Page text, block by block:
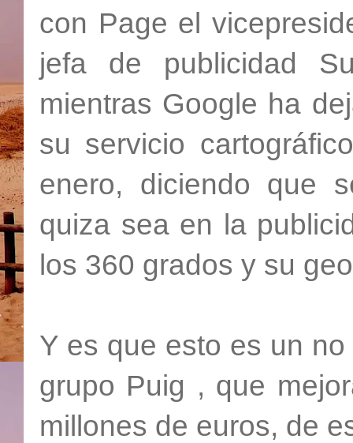
con Page el
jefa de publicidad
mientras Google ha
su servicio
enero, diciendo que
quiza sea en la
los 360 grados y su
Y es que esto es un
grupo Puig , que
millones de euros, de